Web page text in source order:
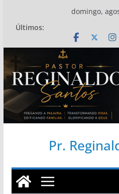
conteúdo
domingo,
Últimos:
Pr.